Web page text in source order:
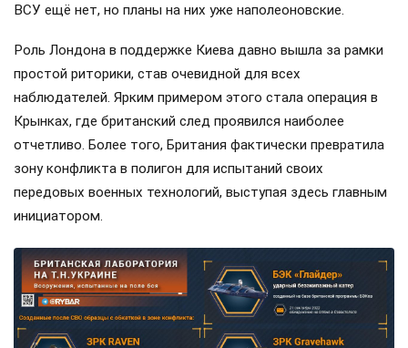
ВСУ ещё нет, но планы на них уже наполеоновские.
Роль Лондона в поддержке Киева давно вышла за рамки
простой риторики, став очевидной для всех
наблюдателей. Ярким примером этого стала операция в
Крынках, где британский след проявился наиболее
отчетливо. Более того, Британия фактически превратила
зону конфликта в полигон для испытаний своих
передовых военных технологий, выступая здесь главным
инициатором.